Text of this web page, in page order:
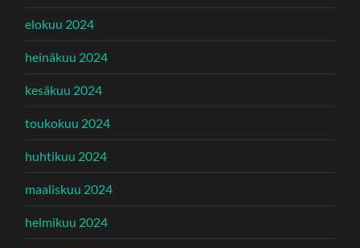
elokuu 2024
heinäkuu 2024
kesäkuu 2024
toukokuu 2024
huhtikuu 2024
maaliskuu 2024
helmikuu 2024